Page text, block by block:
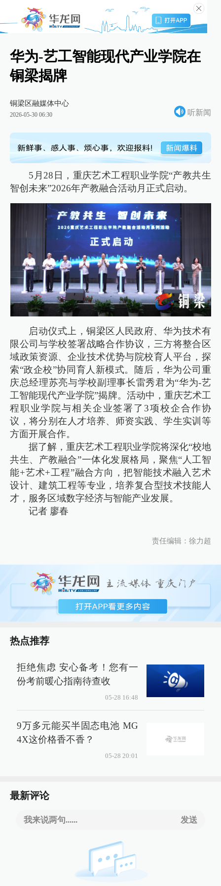
华为-艺工智能现代产业学院在
铜梁揭牌
铜梁区融媒体中心
2026-05-30 06:30 听新闻
5月28日，重庆艺术工程职业学院“产教共生
智创未来”2026年产教融合活动月正式启动。
启动仪式上，铜梁区人民政府、华为技术有
限公司与学校签署战略合作协议，三方将整合区
域政策资源、企业技术优势与院校育人平台，探
索“政企校”协同育人新模式。随后，华为公司重
庆总经理苏亮与学校副理事长雷秀君为“华为-艺
工智能现代产业学院”揭牌。活动中，重庆艺术工
程职业学院与相关企业签署了3项校企合作协
议，将分别在人才培养、师资实践、学生实训等
方面开展合作。
据了解，重庆艺术工程职业学院将深化“校地
共生、产教融合”一体化发展格局，聚焦“人工智
能+艺术+工程”融合方向，把智能技术融入艺术
设计、建筑工程等专业，培养复合型技术技能人
才，服务区域数字经济与智能产业发展。
记者 廖春
责任编辑：徐力超
热点推荐
拒绝焦虑 安心备考！您有一
份考前暖心指南待查收
05-28 16:48
9万多元能买半固态电池 MG
4X这价格香不香？
05-28 20:01
最新评论
我来说两句...... 发送